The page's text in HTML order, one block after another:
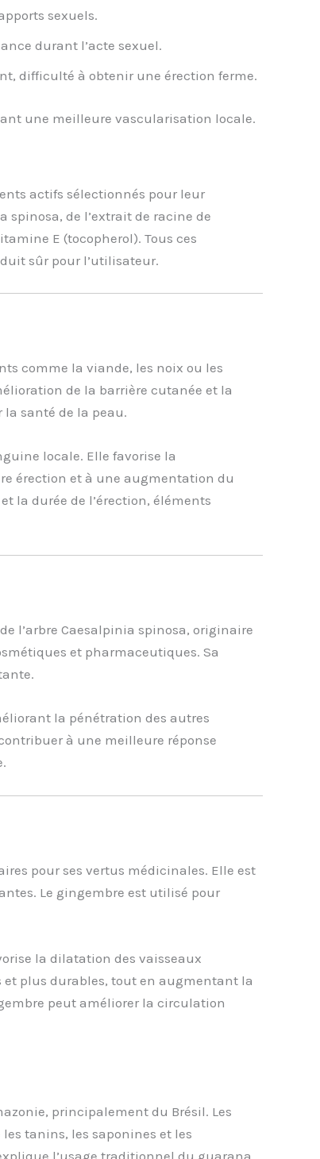
sexuels.
durant l’acte sexuel.
difficulté à obtenir une érection ferme.
une meilleure vascularisation locale.
actifs sélectionnés pour leur
de l’extrait de racine de
E (tocopherol). Tous ces
sûr pour l’utilisateur.
comme la viande, les noix ou les
de la barrière cutanée et la
santé de la peau.
locale. Elle favorise la
érection et à une augmentation du
la durée de l’érection, éléments
l’arbre Caesalpinia spinosa, originaire
et pharmaceutiques. Sa
la pénétration des autres
à une meilleure réponse
pour ses vertus médicinales. Elle est
Le gingembre est utilisé pour
la dilatation des vaisseaux
plus durables, tout en augmentant la
peut améliorer la circulation
principalement du Brésil. Les
tanins, les saponines et les
l’usage traditionnel du guarana